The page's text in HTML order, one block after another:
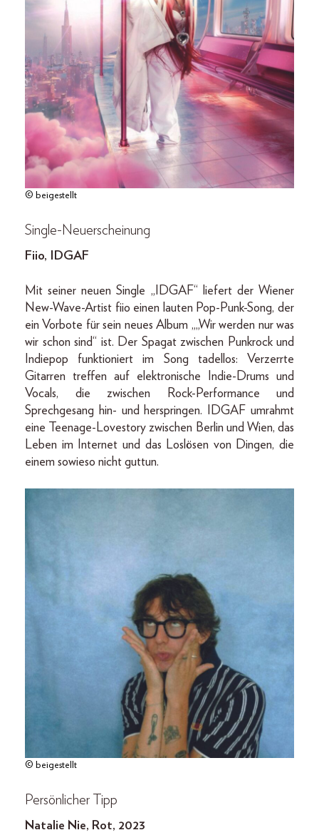
© beigestellt
Single-Neuerscheinung
Fiio, IDGAF
Mit seiner neuen Single „IDGAF“ liefert der Wiener
New-Wave-Artist fiio einen lauten Pop-Punk-Song, der
ein Vorbote für sein neues Album „„Wir werden nur was
wir schon sind“ ist. Der Spagat zwischen Punkrock und
Indiepop funktioniert im Song tadellos: Verzerrte
Gitarren treffen auf elektronische Indie-Drums und
Vocals, die zwischen Rock-Performance und
Sprechgesang hin- und herspringen. IDGAF umrahmt
eine Teenage-Lovestory zwischen Berlin und Wien, das
Leben im Internet und das Loslösen von Dingen, die
einem sowieso nicht guttun.
© beigestellt
Persönlicher Tipp
Natalie Nie, Rot, 2023